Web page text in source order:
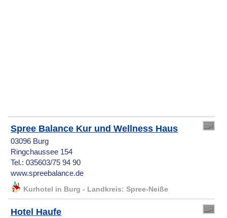
Spree Balance Kur und Wellness Haus
03096 Burg
Ringchaussee 154
Tel.: 035603/75 94 90
www.spreebalance.de
Kurhotel in Burg - Landkreis: Spree-Neiße
Hotel Haufe